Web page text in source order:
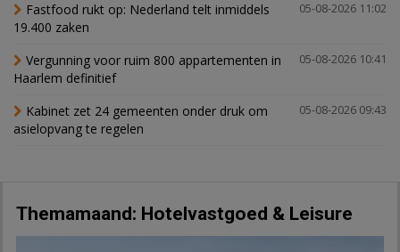
05-08-2026 11:02
Fastfood rukt op: Nederland telt inmiddels
19.400 zaken
05-08-2026 10:41
Vergunning voor ruim 800 appartementen in
Haarlem definitief
05-08-2026 09:43
Kabinet zet 24 gemeenten onder druk om
asielopvang te regelen
Themamaand: Hotelvastgoed & Leisure